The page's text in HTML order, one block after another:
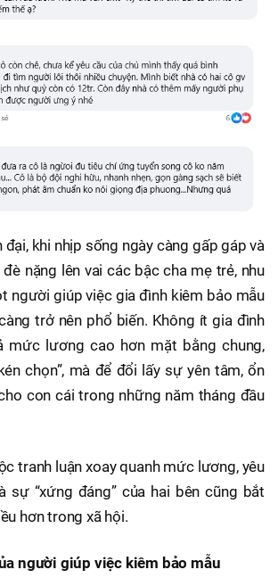
đại, khi nhịp sống ngày càng gấp gáp và
nặng lên vai các bậc cha mẹ trẻ, nhu
người giúp việc gia đình kiêm bảo mẫu
trở nên phổ biến. Không ít gia đình
mức lương cao hơn mặt bằng chung,
chọn”, mà để đổi lấy sự yên tâm, ổn
con cái trong những năm tháng đầu
tranh luận xoay quanh mức lương, yêu
sự “xứng đáng” của hai bên cũng bắt
hơn trong xã hội.
người giúp việc kiêm bảo mẫu